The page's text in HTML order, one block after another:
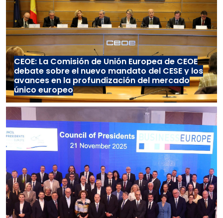
CEOE: La Comisión de Unión Europea de CEOE
debate sobre el nuevo mandato del CESE y los
avances en la profundización del mercado
único europeo